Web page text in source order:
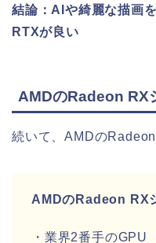
結論：AIや綺麗な描画
RTXが良い
AMDのRadeon RX
続いて、AMDの
AMDのRadeon RX
・業界2番手のGPU